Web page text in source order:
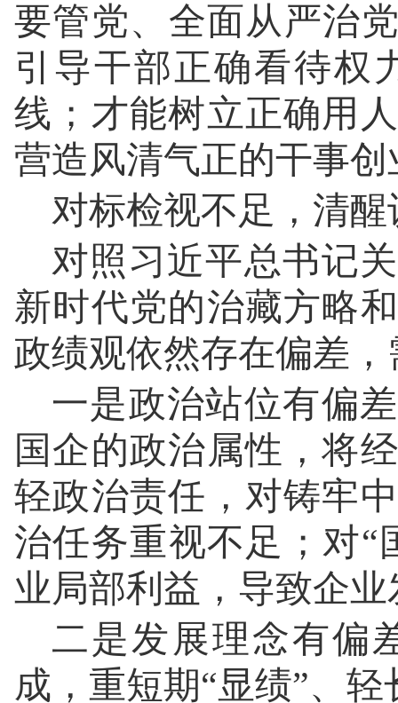
要管党、全面从严治
引导干部正确看待权
线；才能树立正确用
营造风清气正的干事
对标检视不足，清
对照习近平总书记
新时代党的治藏方略
政绩观依然存在偏差
一是政治站位有偏
国企的政治属性，将
轻政治责任，对铸牢
治任务重视不足；对“
业局部利益，导致企
二是发展理念有偏
成，重短期“显绩”、